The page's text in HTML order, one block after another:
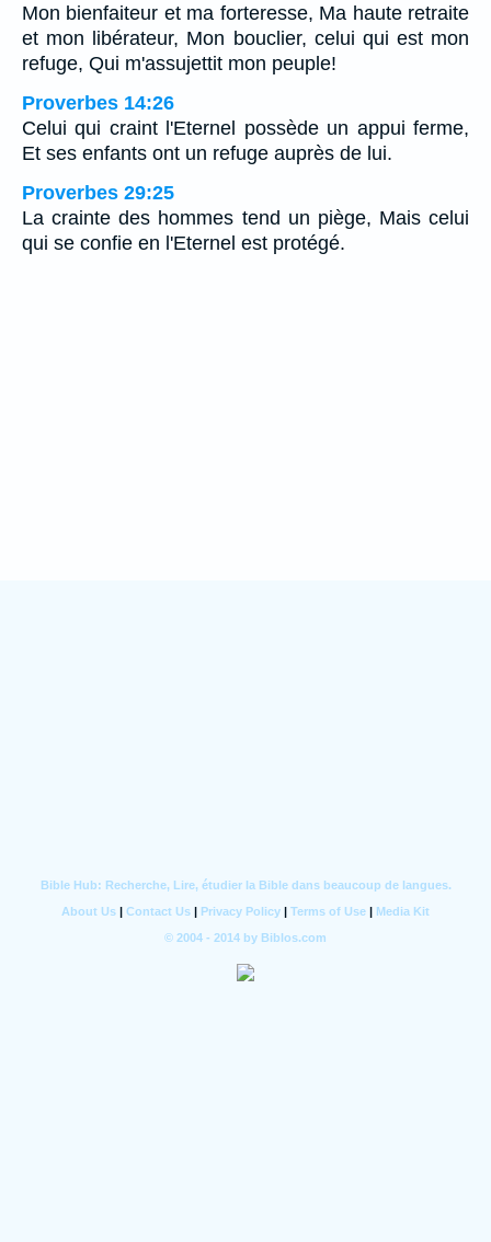
Mon bienfaiteur et ma forteresse, Ma haute retraite
et mon libérateur, Mon bouclier, celui qui est mon
refuge, Qui m'assujettit mon peuple!
Proverbes 14:26
Celui qui craint l'Eternel possède un appui ferme,
Et ses enfants ont un refuge auprès de lui.
Proverbes 29:25
La crainte des hommes tend un piège, Mais celui
qui se confie en l'Eternel est protégé.